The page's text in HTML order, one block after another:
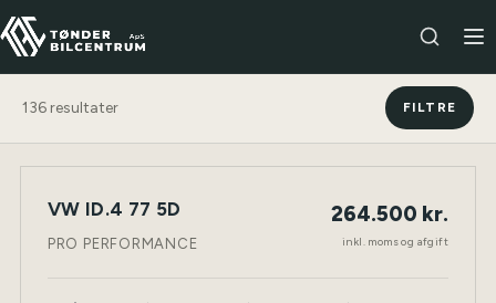
136 resultater FILTRE
NY BIL ELEKTRISK TØNDER
VW ID.4 77 5D
PRO PERFORMANCE
264.500 kr.
inkl. moms og afgift